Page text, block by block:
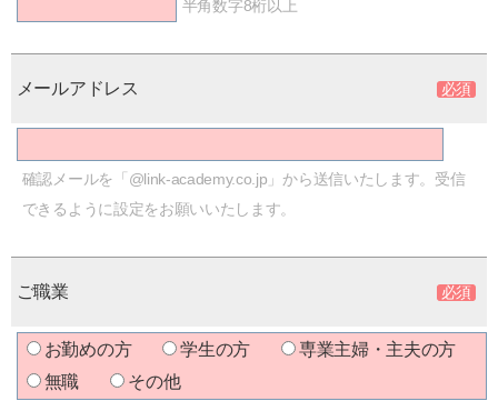
半角数字8桁以上
メールアドレス
確認メールを「@link-academy.co.jp」から送信いたします。受信
できるように設定をお願いいたします。
ご職業
お勤めの方 学生の方
専業主婦・主夫の方
無職
その他